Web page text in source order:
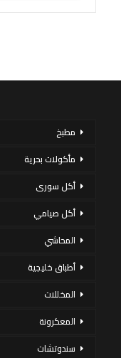
مطبخ
مأكولات بحرية
أكل سورى
أكل صيامي
المحاشي
أطباق خليجية
المخللات
المعكرونة
سندوتشات